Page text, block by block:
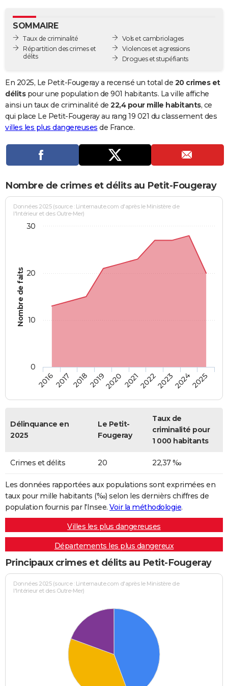
GUIDES D'ACHAT
BONS PLANS
Carte de Noël
Carte Bonne année
Carte Saint-Valentin
Carte Pâques
Carte d'anniversaire
DICTIONNAIRE
Dictionnaire
Biographies
Citations
Expressions
Proverbes
PROGRAMME TV
Se connecter
Entreprises
Service militaire
Avis de recherche
AVIS DE DÉCÈS
Bricolage
Lifestyle
Culture
Sport
Auto
Television
Voyage
Cinema
SOMMAIRE
Taux de criminalité
Répartition des crimes et
délits
Vols et cambriolages
Violences et agressions
Drogues et stupéfiants
En 2025, Le Petit-Fougeray a recensé un total de 20 crimes et
délitspour une population de 901 habitants. La ville affiche
ainsi un taux de criminalité de 22,4 pour mille habitants, ce
qui place Le Petit-Fougeray au rang 19 021 du classement des
villes les plus dangereuses de France.
Nombre de crimes et délits au Petit-Fougeray
Nombre de faits
Données 2025 (source : Linternaute.com d'après le Ministère de
l'Intérieur et des Outre-Mer)
20162017 20182019202020212022202320242025
0
10
20
30
Délinquance en
2025
Le Petit-
Fougeray
Taux de
criminalité pour
1 000 habitants
Crimes et délits 20 22,37 ‰
Les données rapportées aux populations sont exprimées en
taux pour mille habitants (‰) selon les dernièrs chiffres de
population fournis par l'Insee. Voir la méthodologie.
Villes les plus dangereuses
Départements les plus dangereux
Principaux crimes et délits au Petit-Fougeray
Données 2025 (source : Linternaute.com d'après le Ministère de
l'Intérieur et des Outre-Mer)